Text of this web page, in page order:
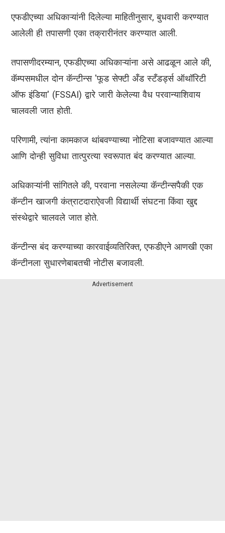
एफडीएच्या अधिकाऱ्यांनी दिलेल्या माहितीनुसार, बुधवारी करण्यात
आलेली ही तपासणी एका तक्रारीनंतर करण्यात आली.
तपासणीदरम्यान, एफडीएच्या अधिकाऱ्यांना असे आढळून आले की,
कॅम्पसमधील दोन कॅन्टीन्स 'फूड सेफ्टी अँड स्टँडर्ड्स ऑथॉरिटी
ऑफ इंडिया' (FSSAI) द्वारे जारी केलेल्या वैध परवान्याशिवाय
चालवली जात होती.
परिणामी, त्यांना कामकाज थांबवण्याच्या नोटिसा बजावण्यात आल्या
आणि दोन्ही सुविधा तात्पुरत्या स्वरूपात बंद करण्यात आल्या.
अधिकाऱ्यांनी सांगितले की, परवाना नसलेल्या कॅन्टीन्सपैकी एक
कॅन्टीन खाजगी कंत्राटदाराऐवजी विद्यार्थी संघटना किंवा खुद्द
संस्थेद्वारे चालवले जात होते.
कॅन्टीन्स बंद करण्याच्या कारवाईव्यतिरिक्त, एफडीएने आणखी एका
कॅन्टीनला सुधारणेबाबतची नोटीस बजावली.
Advertisement